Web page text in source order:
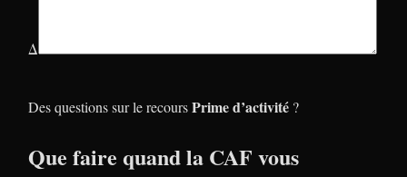
Δ
Des questions sur le recoursPrime d’activité ?
Que faire quand la CAF vous